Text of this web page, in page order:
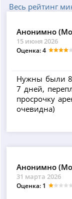
Весь рейтинг
Анонимно
15 июня 2026
Оценка: 4
Нужны были 8
7 дней,
просрочку
очевидна)
Анонимно
31 марта 2026
Оценка: 1